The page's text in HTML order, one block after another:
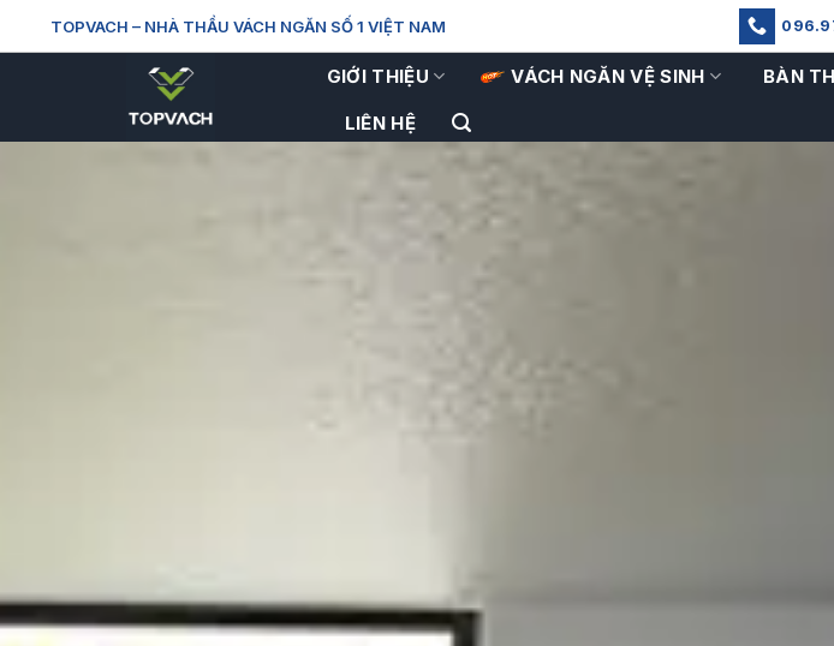
TOPVACH – NHÀ THẦU VÁCH NGĂN SỐ 1 VIỆT NAM
GIỚI THIỆU VÁCH NGĂN VỆ SINH BÀN
LIÊN HỆ